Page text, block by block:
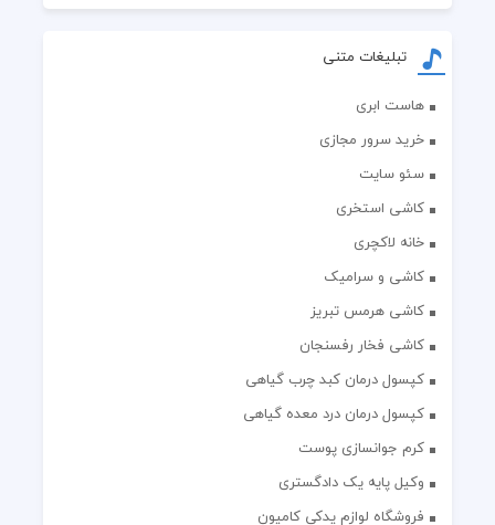
تبلیغات متنی
هاست ابری
خرید سرور مجازی
سئو سایت
کاشی استخری
خانه لاکچری
کاشی و سرامیک
کاشی هرمس تبریز
کاشی فخار رفسنجان
کپسول درمان کبد چرب گیاهی
کپسول درمان درد معده گیاهی
کرم جوانسازی پوست
وکیل پایه یک دادگستری
فروشگاه لوازم یدکی کامیون